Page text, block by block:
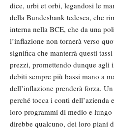
dice, urbi et orbi, legandosi le
della Bundesbank tedesca, che
interna nella BCE, che da una
l’inflazione non tornerà verso
significa che manterrà questi
prezzi, promettendo dunque agli
debiti sempre più bassi mano a
dell’inflazione prenderà forza.
perché tocca i conti dell’azienda
loro programmi di medio e
direbbe qualcuno, dei loro piani